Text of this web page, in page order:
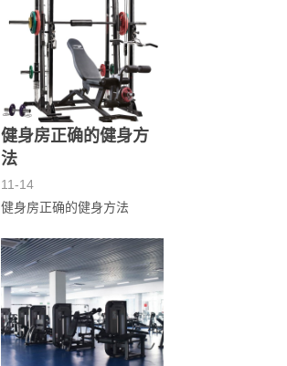
健身房正确的健身方
法
11-14
健身房正确的健身方法